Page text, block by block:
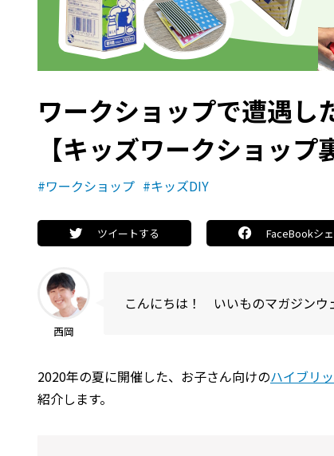
ワークショップで遭遇し
【キッズワークショップ
#ワークショップ #キッズDIY
ツイートする FaceBookシ
西岡
こんにちは！ いいものマガジンウ
2020年の夏に開催した、お子さん向けのハイブリ
紹介します。